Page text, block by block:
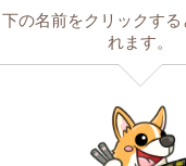
下の名前をクリックする
れます。